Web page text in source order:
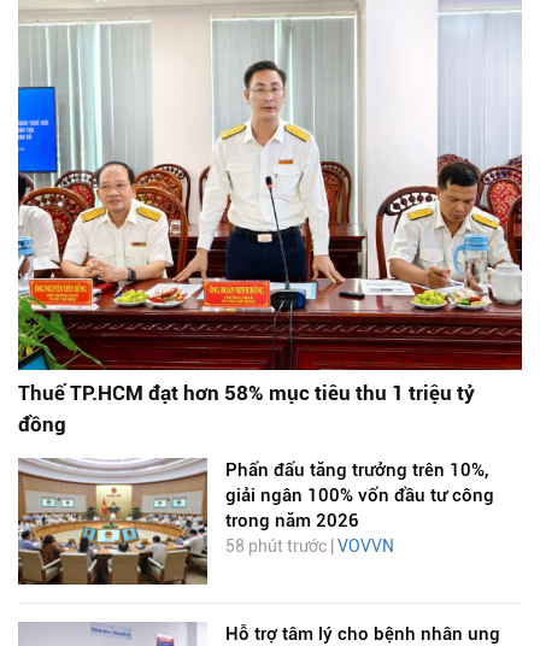
Thuế TP.HCM đạt hơn 58% mục tiêu thu 1 triệu tỷ
đồng
Phấn đấu tăng trưởng trên 10%,
giải ngân 100% vốn đầu tư công
trong năm 2026
58 phút trước | VOVVN
Hỗ trợ tâm lý cho bệnh nhân ung